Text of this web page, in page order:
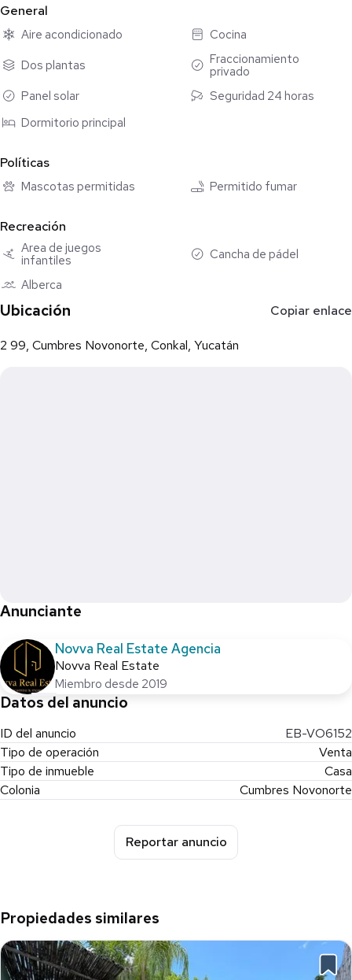
Superficie Total: 225 mt2
Superficie de Construcción: 164 mt2
*Mantenimiento: $1,900
*Apartado: $10,000
*Crédito bancario, fovissste para todos, Crédito Pemex con
BBVA y Recurso propio
Simuladores de Crédito Hipotecario
https://socasesores.com/simulador-credito-hipotecario/?
q=EJIPC
___________________________________________________________
*Precios de inmuebles sujeto a cambio sin previo aviso,
actualización mensual comprobar disponibilidad
*Este precio no incluye impuestos, avalúo y gastos notariales
variables de conceptos de crédito y notariales que deben ser
establecido en la NOM-247-SE-2021
General
Aire acondicionado
Cocina
Dos plantas
Fraccionamiento
privado
Panel solar
Seguridad 24 horas
Dormitorio principal
Políticas
Mascotas permitidas Permitido fumar
Recreación
Área de juegos
infantiles
Cancha de pádel
Alberca
Ubicación Copiar enlace
2 99, Cumbres Novonorte, Conkal, Yucatán
Anunciante
Novva Real Estate Agencia
Novva Real Estate
Miembro desde 2019
Datos del anuncio
ID del anuncio
EB-VO6152
Tipo de operación
Venta
Tipo de inmueble
Casa
Colonia
Cumbres Novonorte
Reportar anuncio
Propiedades similares